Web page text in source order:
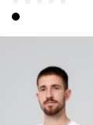
Чёрный